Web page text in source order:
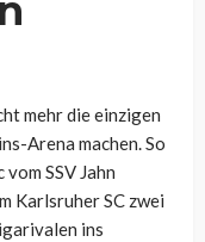
mehr die einzigen
Arena machen. So
SSV Jahn
Karlsruher SC zwei
ins